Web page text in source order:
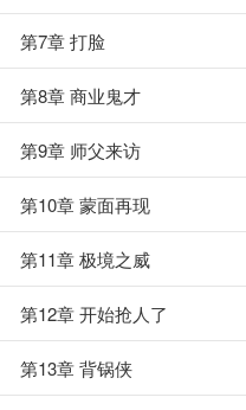
第7章 打脸
第8章 商业鬼才
第9章 师父来访
第10章 蒙面再现
第11章 极境之威
第12章 开始抢人了
第13章 背锅侠